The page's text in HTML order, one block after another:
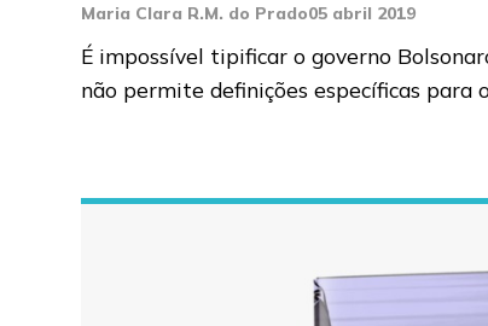
Maria Clara R.M. do Prado05 abril 2019
É impossível tipificar o governo
não permite definições específicas para